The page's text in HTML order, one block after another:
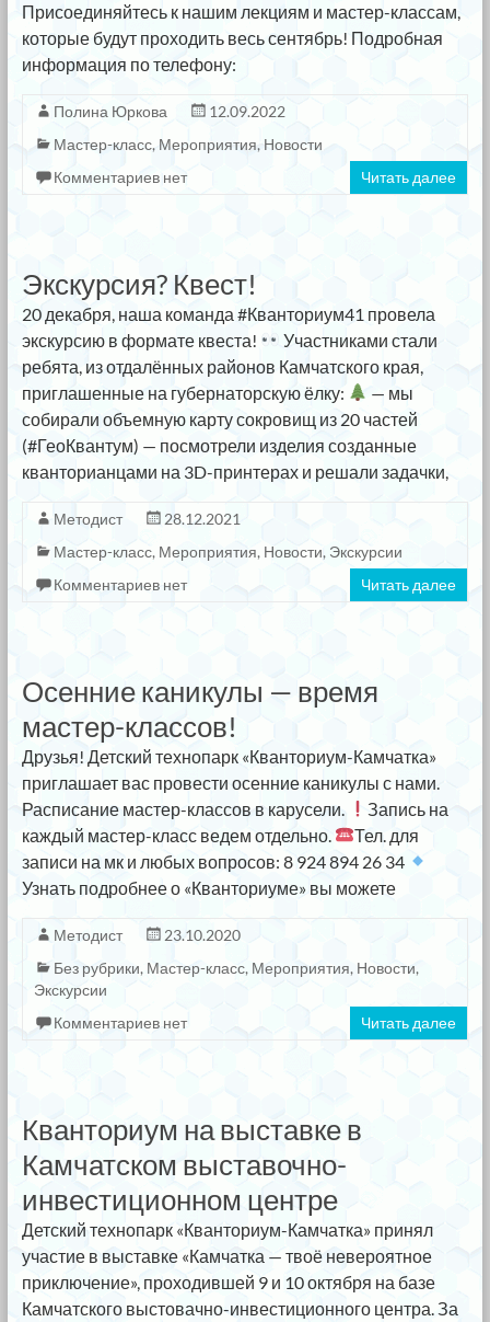
Присоединяйтесь к нашим лекциям и мастер-классам,
которые будут проходить весь сентябрь! Подробная
информация по телефону:
Полина Юркова
12.09.2022
Мастер-класс, Мероприятия,Новости
Комментариев нет
Читать далее
Экскурсия? Квест!
20 декабря, наша команда #Кванториум41 провела
экскурсию в формате квеста!
Участниками стали
ребята, из отдалённых районов Камчатского края,
приглашенные на губернаторскую ёлку:
— мы
собирали объемную карту сокровищ из 20 частей
(#ГеоКвантум) — посмотрели изделия созданные
кванторианцами на 3D-принтерах и решали задачки,
Методист
28.12.2021
Мастер-класс, Мероприятия, Новости, Экскурсии
Комментариев нет
Читать далее
Осенние каникулы — время
мастер-классов!
Друзья! Детский технопарк «Кванториум-Камчатка»
приглашает вас провести осенние каникулы с нами.
Расписание мастер-классов в карусели.
Запись на
каждый мастер-класс ведем отдельно.
Тел. для
записи на мк и любых вопросов: 8 924 894 26 34
Узнать подробнее о «Кванториуме» вы можете
Методист
23.10.2020
Без рубрики, Мастер-класс, Мероприятия, Новости,
Экскурсии
Комментариев нет
Читать далее
Кванториум на выставке в
Камчатском выставочно-
инвестиционном центре
Детский технопарк «Кванториум-Камчатка» принял
участие в выставке «Камчатка — твоё невероятное
приключение», проходившей 9 и 10 октября на базе
Камчатского выстовачно-инвестиционного центра. За